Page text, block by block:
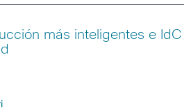
más inteligentes e IdC